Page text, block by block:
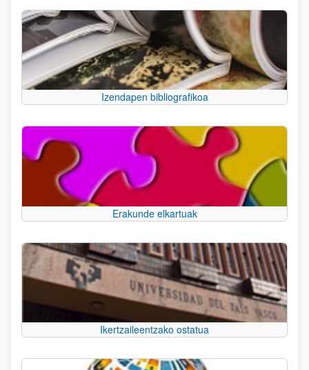
Izendapen bibliografikoa
Erakunde elkartuak
Ikertzaileentzako ostatua